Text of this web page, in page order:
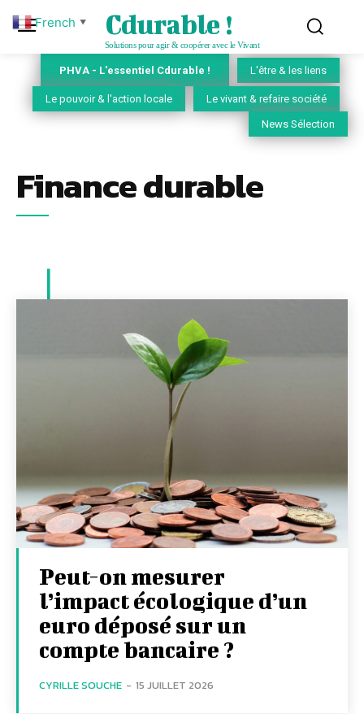
Cdurable !
Solutions pour agir & coopérer avec le Vivant
PHVA - L'essentiel Cdurable ! L'être & les liens
Le pouvoir & l'action locale Le vivant & refaire société
News Sélection
Finance durable
Peut-on mesurer
l’impact écologique d’un
euro déposé sur un
compte bancaire ?
CYRILLE SOUCHE - 15 JUILLET 2026
French ▼